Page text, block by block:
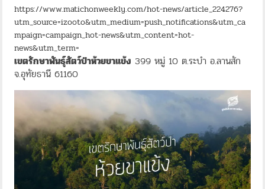
https://www.matichonweekly.com/hot-news/article_224276?
utm_source=izooto&utm_medium=push_notifications&utm_ca
mpaign=campaign_hot-news&utm_content=hot-
news&utm_term=
เขตรักษาพันธุ์สัตว์ป่าห้วยขาแข้ง 399 หมู่ 10 ต.ระบำ อ.ลานสัก
จ.อุทัยธานี 61160